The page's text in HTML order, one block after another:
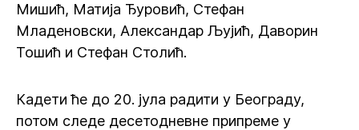
Мишић, Матија Ђуровић, Стефан
Младеновски, Александар Љујић, Даворин
Тошић и Стефан Столић.
Кадети ће до 20. јула радити у Београду,
потом следе десетодневне припреме у